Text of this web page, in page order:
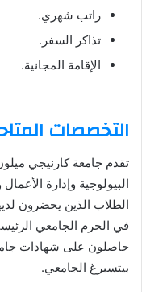
راتب شهري.
تذاكر السفر.
الإقامة المجانية.
التخصصات
تقدم جامعة كارنيجي
البيولوجية وإدارة
الطلاب الذين يحضرون
في الحرم الجامعي
حاصلون على شهادات
بيتسبرغ الجامعي.